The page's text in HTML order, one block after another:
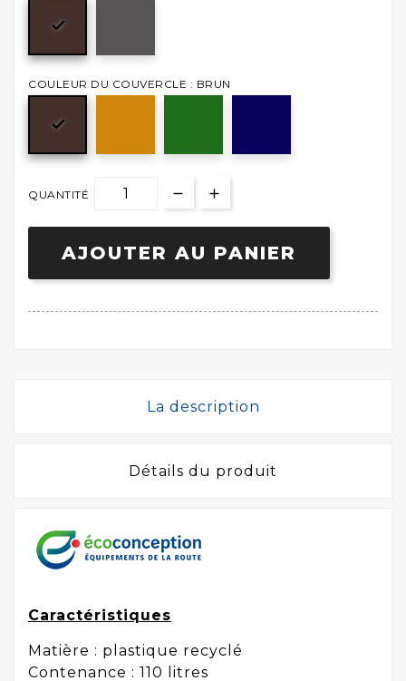

COULEUR DU COUVERCLE : BRUN

QUANTITÉ
AJOUTER AU PANIER
La description
Détails du produit
Caractéristiques
Matière : plastique recyclé
Contenance : 110 litres